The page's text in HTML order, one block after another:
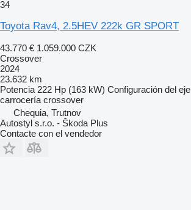
34
Toyota Rav4, 2.5HEV 222k GR SPORT
43.770 € 1.059.000 CZK
Crossover
2024
23.632 km
Potencia 222 Hp (163 kW) Configuración del eje
carrocería crossover
Chequia, Trutnov
Autostyl s.r.o. - Škoda Plus
Contacte con el vendedor